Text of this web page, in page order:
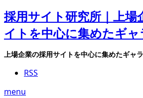
採用サイト研究所｜上場
イトを中心に集めたギャ
上場企業の採用サイトを中心に集めたギャ
RSS
menu